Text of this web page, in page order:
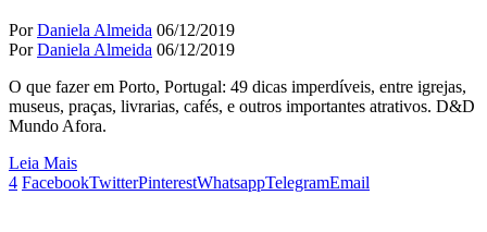
PorDaniela Almeida 06/12/2019
PorDaniela Almeida 06/12/2019
O que fazer em Porto, Portugal: 49 dicas imperdíveis, entre igrejas,
museus, praças, livrarias, cafés, e outros importantes atrativos. D&D
Mundo Afora.
Leia Mais
4 FacebookTwitterPinterestWhatsappTelegramEmail